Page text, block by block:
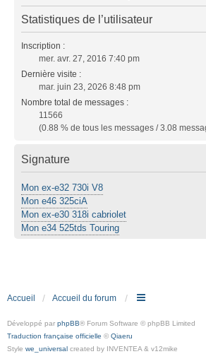
Statistiques de l’utilisateur
Inscription :
mer. avr. 27, 2016 7:40 pm
Dernière visite :
mar. juin 23, 2026 8:48 pm
Nombre total de messages :
11566
(0.88 % de tous les messages / 3.08
Signature
Mon ex-e32 730i V8
Mon e46 325ciA
Mon ex-e30 318i cabriolet
Mon e34 525tds Touring
Accueil Accueil du forum
Développé par phpBB® Forum Software © phpBB Limited
Traduction française officielle © Qiaeru
Style we_universal created by INVENTEA & v12mike